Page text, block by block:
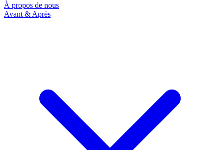
À propos de nous
Avant & Après